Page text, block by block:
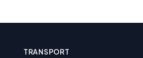
TRANSPORT